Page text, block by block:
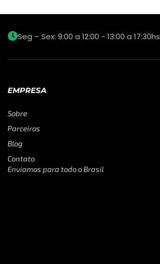
Seg – Sex: 9:00 a 12:00 - 13:00 a 17:30hs
EMPRESA
Sobre
Parceiros
Blog
Contato
Enviamos para todo o Brasil